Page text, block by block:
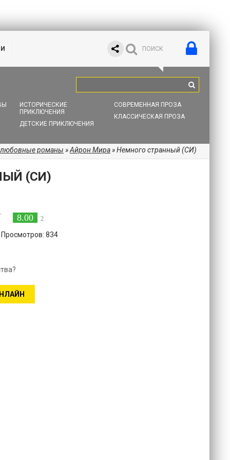
ИСТОРИЧЕСКИЕ
ПРИКЛЮЧЕНИЯ
ДЕТСКИЕ ПРИКЛЮЧЕНИЯ
СОВРЕМЕННАЯ ПРОЗА
КЛАССИЧЕСКАЯ ПРОЗА
романы »Айрон Мира» Немного странный (СИ)
(СИ)
8.00 2
834